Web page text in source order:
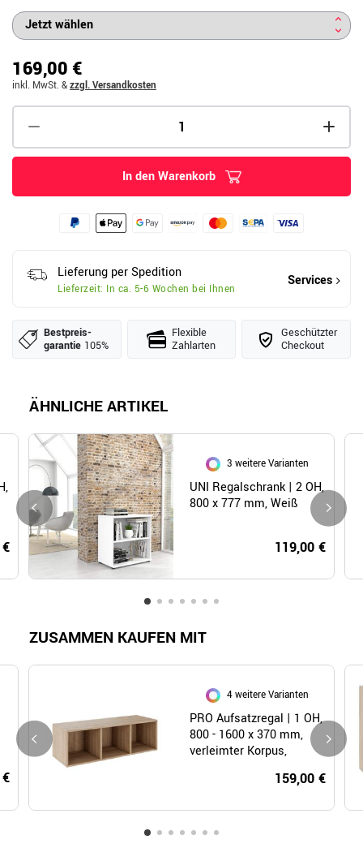
169,00 €
inkl. MwSt. &zzgl. Versandkosten
In den Warenkorb
Lieferung per Spedition
Lieferzeit: In ca. 5-6 Wochen bei Ihnen
Services
Bestpreis­
garantie 105%
Flexible
Zahlarten
Geschützter
Checkout
ÄHNLICHE ARTIKEL
3 weitere Varianten
UNI Regalschrank | 2 OH,
800 x 777 mm, Weiß
119,00 €
ZUSAMMEN KAUFEN MIT
4 weitere Varianten
PRO Aufsatzregal | 1 OH,
800 - 1600 x 370 mm,
verleimter Korpus,
159,00 €